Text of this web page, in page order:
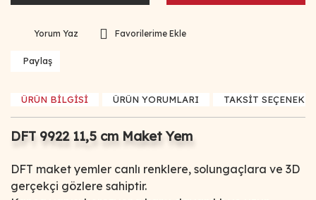
Yorum Yaz
Paylaş
ÜRÜN BİLGİSİ ÜRÜN YORUMLARI TAKSİT
DFT 9922 11,5 cm Maket Yem
DFT maket yemler canlı renklere, solungaçlara ve 3D
gerçekçi gözlere sahiptir.